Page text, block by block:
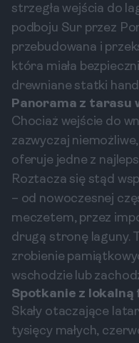
strzegła wejścia do
podboju Sur przez
przebudowana i
która miała
drewniane statki
Panorama z tarasu
Chociaż wejście do
zazwyczaj
oferuje jedne z
Roztacza się stąd
– od nowoczesnej
meczetem, przez
drugą stronę laguny.
zrobienie
wschodzie lub
Spotkanie z lokalną
Skały otaczające
tysięcy małych,